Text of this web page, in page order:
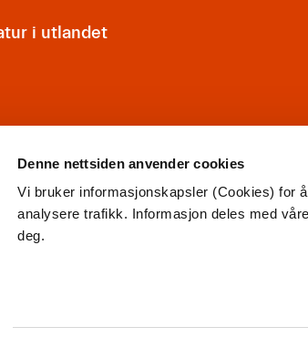
Denne nettsiden anvender cookies
Vi bruker informasjonskapsler (Cookies) for
analysere trafikk. Informasjon deles med
deg.
i utlandet